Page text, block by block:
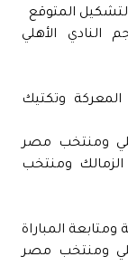
النادي الأهلي
قبل المعركة وتكتيك
ومنتخب مصر
الزمالك ومنتخب
ومنتخب مصر